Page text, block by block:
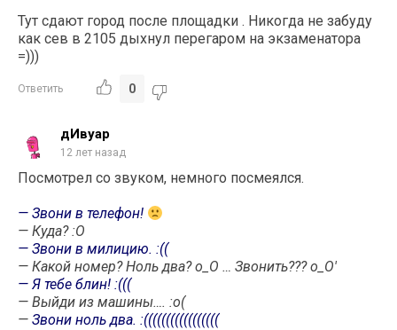
Тут сдают город после площадки . Никогда не забуду
как сев в 2105 дыхнул перегаром на экзаменатора
=)))
Ответить 0
дИвуар
12 лет назад
Посмотрел со звуком, немного посмеялся.
— Звони в телефон!
— Куда? :О
— Звони в милицию. :((
— Какой номер? Ноль два? о_О … Звонить??? о_О'
— Я тебе блин! :(((
— Выйди из машины…. :о(
—Звони ноль два. :(((((((((((((((((